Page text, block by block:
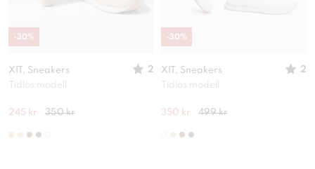
XIT, Sneakers
2
Tidlös modell
245 kr 350 kr
-30%
XIT, Sneakers
2
Tidlös modell
350 kr 499 kr
-30%